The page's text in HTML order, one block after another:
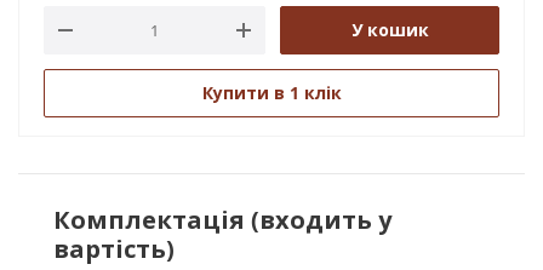
У кошик
Купити в 1 клік
Комплектація (входить у
вартість)